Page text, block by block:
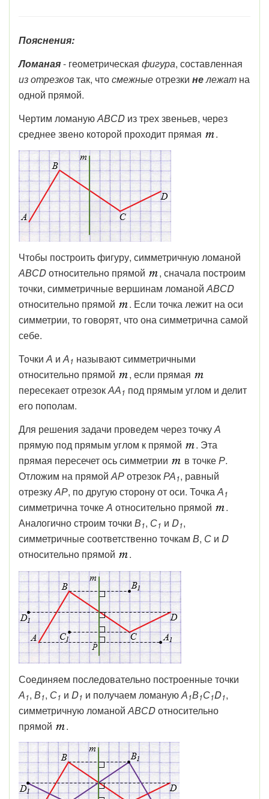
Пояснения:
Ломаная- геометрическая фигура, составленная
из отрезковтак, чтосмежныеотрезки нележат на
одной прямой.
Чертим ломануюАВСD из трех звеньев, через
среднее звено которой проходит прямая
.
Чтобы построить фигуру, симметричную ломаной
АВСDотносительно прямой
, сначала построим
точки, симметричные вершинам ломанойАВСD
относительно прямой
. Если точка лежит на оси
симметрии, то говорят, что она симметрична самой
себе.
ТочкиА иА1 называют симметричными
относительно прямой
, если прямая
пересекает отрезокАА1 под прямым углом и делит
его пополам.
Для решения задачи проведем через точкуА
прямую под прямым углом к прямой
. Эта
прямая пересечет ось симметрии
в точкеР.
Отложим на прямойАРотрезокРА1, равный
отрезкуАР, по другую сторону от оси. ТочкаА1
симметрична точкеА относительно прямой
.
Аналогично строим точки В1, С1 и D1,
симметричные соответственно точкам В, С и D
относительно прямой
.
Соединяем последовательно построенные точки
А1, В1, С1 и D1 и получаем ломануюА1В1С1D1,
симметричную ломанойАВСDотносительно
прямой
.